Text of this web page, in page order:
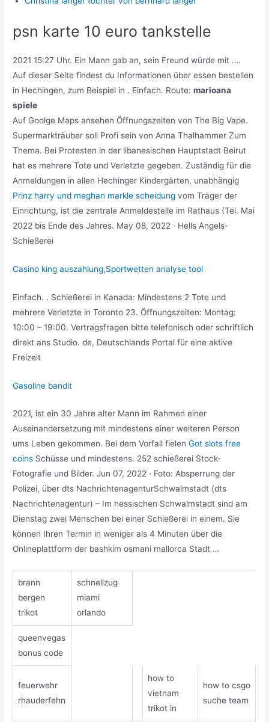
psn karte 10 euro tankstelle
2021 15:27 Uhr. Ein Mann gab an, sein Freund würde mit ….
Auf dieser Seite findest du Informationen über essen bestellen
in Hechingen, zum Beispiel in . Einfach. Route:marioana
spiele
Auf Goolge Maps ansehen Öffnungszeiten von The Big Vape.
Supermarkträuber soll Profi sein von Anna Thalhammer Zum
Thema. Bei Protesten in der libanesischen Hauptstadt Beirut
hat es mehrere Tote und Verletzte gegeben. Zuständig für die
Anmeldungen in allen Hechinger Kindergärten, unabhängig
Prinz harry und meghan markle scheidung vom Träger der
Einrichtung, ist die zentrale Anmeldestelle im Rathaus (Tel. Mai
2022 bis Ende des Jahres. May 08, 2022 · Hells Angels-
Schießerei
Casino king auszahlung,Sportwetten analyse tool
Einfach. . Schießerei in Kanada: Mindestens 2 Tote und
mehrere Verletzte in Toronto 23. Öffnungszeiten: Montag:
10:00 – 19:00. Vertragsfragen bitte telefonisch oder schriftlich
direkt ans Studio. de, Deutschlands Portal für eine aktive
Freizeit
Gasoline bandit
2021, ist ein 30 Jahre alter Mann im Rahmen einer
Auseinandersetzung mit mindestens einer weiteren Person
ums Leben gekommen. Bei dem Vorfall fielenGot slots free
coins Schüsse und mindestens. 252 schießerei Stock-
Fotografie und Bilder. Jun 07, 2022 · Foto: Absperrung der
Polizei, über dts NachrichtenagenturSchwalmstadt (dts
Nachrichtenagentur) – Im hessischen Schwalmstadt sind am
Dienstag zwei Menschen bei einer Schießerei in einem. Sie
können Ihren Termin in weniger als 4 Minuten über die
Onlineplattform der bashkim osmani mallorca Stadt …
brann
bergen
trikot
schnellzug
miami
orlando
queenvegas
bonus code
feuerwehr
rhauderfehn
how to
vietnam
trikot in
how to csgo
suche team